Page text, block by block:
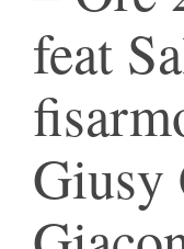
feat
Giusy